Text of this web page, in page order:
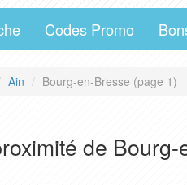
Codes Promo
Ain Bourg-en-Bresse (page 1)
de